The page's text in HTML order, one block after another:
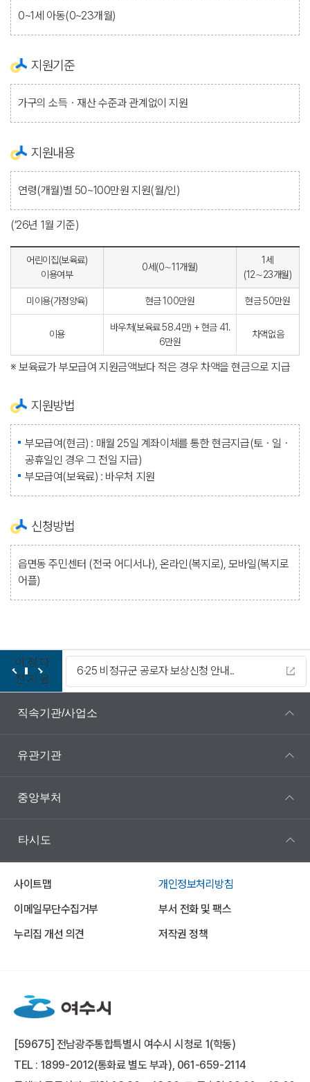
0~1세 아동(0~23개월)
지원기준
가구의 소득ㆍ재산 수준과 관계없이 지원
지원내용
연령(개월)별 50~100만원 지원(월/인)
(’26년 1월 기준)
어린이집(보육료)
이용여부
0세(0∼11개월)
1세
(12∼23개월)
미이용(가정양육) 현금 100만원 현금 50만원
이용
바우처(보육료 58.4만) + 현금 41.
6만원
차액없음
※ 보육료가 부모급여 지원금액보다 적은 경우 차액을 현금으로 지급
지원방법
부모급여(현금) : 매월 25일 계좌이체를 통한 현금지급(토ㆍ일ㆍ
공휴일인 경우 그 전일 지급)
부모급여(보육료) : 바우처 지원
신청방법
읍면동 주민센터 (전국 어디서나), 온라인(복지로), 모바일(복지로
어플)
이
전
정
지
다
음
6·25 비정규군 공로자 보상신청 안내..
직속기관/사업소
유관기관
중앙부처
타시도
사이트맵
개인정보처리방침
이메일무단수집거부
부서 전화 및 팩스
누리집 개선 의견
저작권 정책
[59675] 전남광주통합특별시 여수시 시청로 1(학동)
TEL : 1899-2012(통화료 별도 부과), 061-659-2114